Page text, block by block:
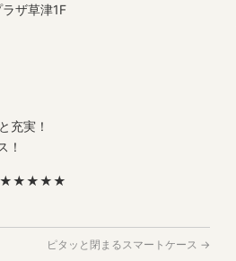
ザ草津1F
充実！
！
ピタッと閉まるスマートケース →